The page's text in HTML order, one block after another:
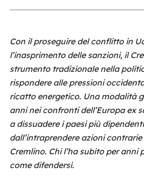
Con il proseguire del conflitto in
l’inasprimento delle sanzioni, il
strumento tradizionale nella
rispondere alle pressioni
ricatto energetico. Una modalità
anni nei confronti dell’Europa ex
a dissuadere i paesi più
dall’intraprendere azioni contrarie
Cremlino. Chi l’ha subito per anni
come difendersi.